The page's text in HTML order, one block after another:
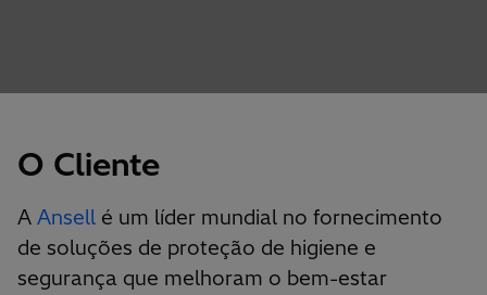
O Cliente
A Ansell é um líder mundial no fornecimento
de soluções de proteção de higiene e
segurança que melhoram o bem-estar